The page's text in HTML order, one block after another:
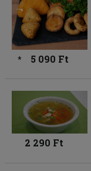
* 5 090 Ft
2 290 Ft